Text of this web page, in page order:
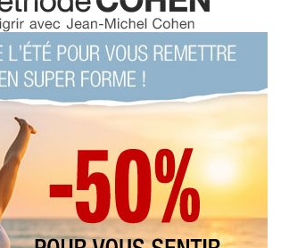
ARCHIVES